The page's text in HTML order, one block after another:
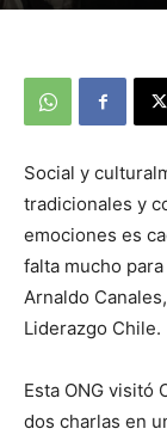
Social y
tradicionales y
emociones es
falta mucho
Arnaldo
Liderazgo Chile.
Esta ONG visitó
dos charlas en